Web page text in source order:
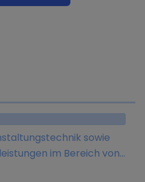
sowie
im Bereich von